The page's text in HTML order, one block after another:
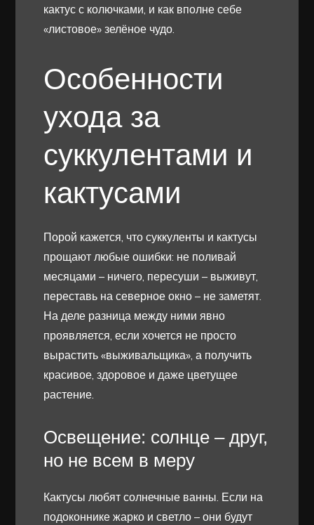
кактус с колючками, и как вполне себе
«листовое» зелёное чудо.
Особенности
ухода за
суккулентами и
кактусами
Порой кажется, что суккуленты и кактусы
прощают любые ошибки: не поливай
месяцами – ничего, пересуши – выживут,
переставь на северное окно – не заметят.
На деле разница между ними явно
проявляется, если хочется не просто
вырастить «выживальщика», а получить
красивое, здоровое и даже цветущее
растение.
Освещение: солнце – друг,
но не всем в меру
Кактусы любят солнечные ванны. Если на
подоконнике жарко и светло – они будут